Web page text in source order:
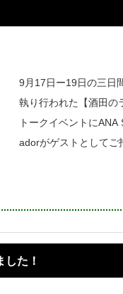
9月17日ー19日の三日
執り行われた【酒田の
トークイベントに
adorがゲストとしてご
た！